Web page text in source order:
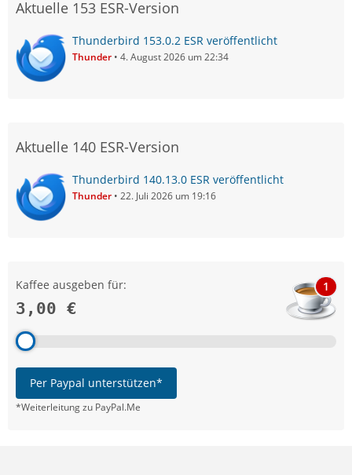
Aktuelle 153 ESR-Version
Thunderbird 153.0.2 ESR veröffentlicht
Thunder 4. August 2026 um 22:34
Aktuelle 140 ESR-Version
Thunderbird 140.13.0 ESR veröffentlicht
Thunder 22. Juli 2026 um 19:16
Kaffee ausgeben für:
3,00 €
1
Per Paypal unterstützen*
*Weiterleitung zu PayPal.Me